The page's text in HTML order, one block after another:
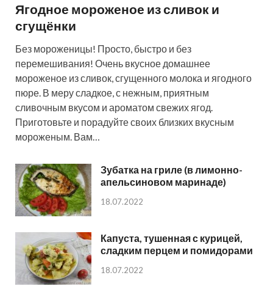
Ягодное мороженое из сливок и
сгущёнки
Без мороженицы! Просто, быстро и без
перемешивания! Очень вкусное домашнее
мороженое из сливок, сгущенного молока и ягодного
пюре. В меру сладкое, с нежным, приятным
сливочным вкусом и ароматом свежих ягод.
Приготовьте и порадуйте своих близких вкусным
мороженым. Вам…
Зубатка на гриле (в лимонно-
апельсиновом маринаде)
18.07.2022
Капуста, тушенная с курицей,
сладким перцем и помидорами
18.07.2022